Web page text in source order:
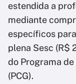
estendida a
mediante
específicos
plena Sesc (R$
do Programa
(PCG).